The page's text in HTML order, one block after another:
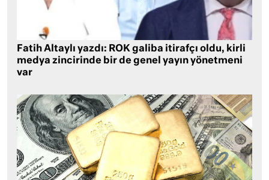
Fatih Altaylı yazdı: ROK galiba itirafçı oldu, kirli
medya zincirinde bir de genel yayın yönetmeni
var